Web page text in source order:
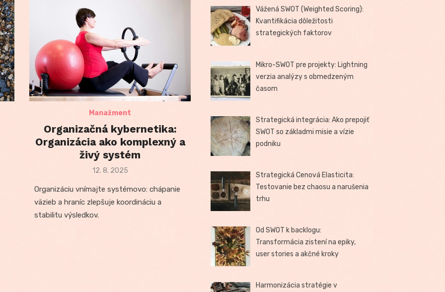
Manažment
Organizačná kybernetika:
Organizácia ako komplexný a
živý systém
Posted
12. 8. 2025
Organizáciu vnímajte systémovo: chápanie
väzieb a hraníc zlepšuje koordináciu a
stabilitu výsledkov.
Vážená SWOT (Weighted Scoring):
Kvantifikácia dôležitosti
strategických faktorov
Mikro-SWOT pre projekty: Lightning
verzia analýzy s obmedzeným
časom
Strategická integrácia: Ako prepojiť
SWOT so základmi misie a vízie
podniku
Strategická Cenová Elasticita:
Testovanie bez chaosu a narušenia
trhu
Od SWOT k backlogu:
Transformácia zistení na epiky,
user stories a akčné kroky
Harmonizácia stratégie v